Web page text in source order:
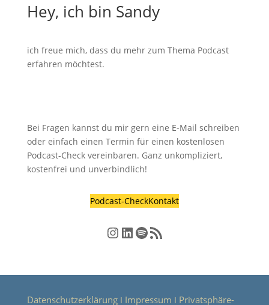
Hey, ich bin Sandy
ich freue mich, dass du mehr zum Thema Podcast
erfahren möchtest.
Bei Fragen kannst du mir gern eine E-Mail schreiben
oder einfach einen Termin für einen kostenlosen
Podcast-Check vereinbaren. Ganz unkompliziert,
kostenfrei und unverbindlich!
Podcast-CheckKontakt
Instagram
LinkedIn
Spotify
RSS-Feed
DatenschutzerklärungΙ Impressum Ι Privatsphäre-